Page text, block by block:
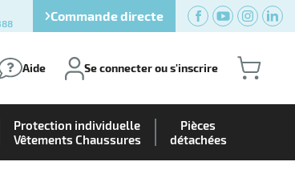
Commande directe
Aide Se connecter ou s'inscrire
Protection individuelle
Vêtements Chaussures
Pièces
détachées